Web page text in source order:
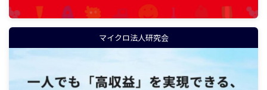
マイクロ法人研究会